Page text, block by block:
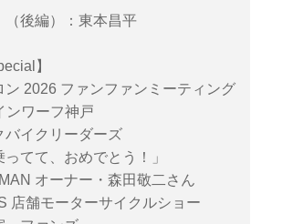
（後編）：東本昌平
】
2026 ファンファンミーティング
ンワーフ神戸
イクリーダーズ
ってて、おめでとう！」
オーナー・森田敬二さん
店舗モーターサイクルショー